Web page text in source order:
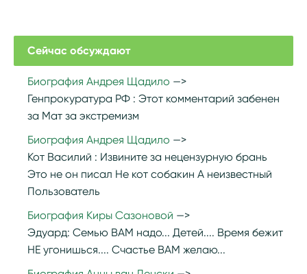
Сейчас обсуждают
Биография Андрея Щадило
Генпрокуратура РФ : Этот комментарий забенен
за Мат за экстремизм
Биография Андрея Щадило
Кот Василий : Извините за нецензурную брань
Это не он писал Не кот собакин А неизвестный
Пользователь
Биография Киры Сазоновой
Эдуард: Семью ВАМ надо... Детей.... Время бежит
НЕ угонишься.... Счастье ВАМ желаю...